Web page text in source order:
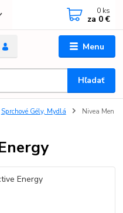
Menu
Hľadať
0 ks
za 0 €
Sprchové Gély, Mydlá
Nivea Men